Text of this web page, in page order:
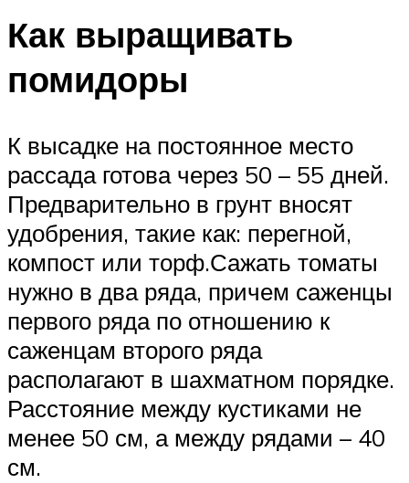
Как выращивать
помидоры
К высадке на постоянное место
рассада готова через 50 – 55 дней.
Предварительно в грунт вносят
удобрения, такие как: перегной,
компост или торф.Сажать томаты
нужно в два ряда, причем саженцы
первого ряда по отношению к
саженцам второго ряда
располагают в шахматном порядке.
Расстояние между кустиками не
менее 50 см, а между рядами – 40
см.